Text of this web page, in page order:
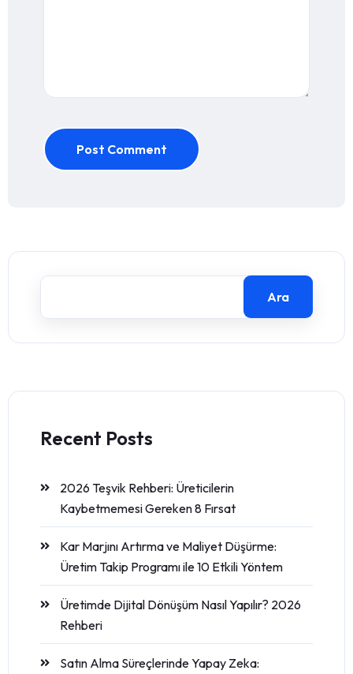
Post Comment
Ara
Recent Posts
2026 Teşvik Rehberi: Üreticilerin
Kaybetmemesi Gereken 8 Fırsat
Kar Marjını Artırma ve Maliyet Düşürme:
Üretim Takip Programı ile 10 Etkili Yöntem
Üretimde Dijital Dönüşüm Nasıl Yapılır? 2026
Rehberi
Satın Alma Süreçlerinde Yapay Zeka: